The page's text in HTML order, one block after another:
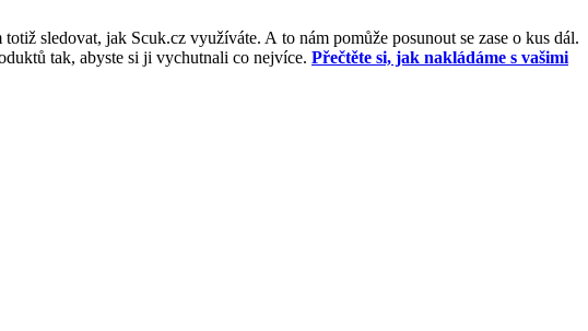
sledovat, jak Scuk.cz využíváte. A to nám pomůže posunout se zase o kus dál.
tak, abyste si ji vychutnali co nejvíce. Přečtěte si, jak nakládáme s vašimi